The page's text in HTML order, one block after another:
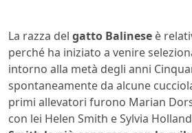
La razza del gatto Balinese è
perché ha iniziato a venire
intorno alla metà degli anni
spontaneamente da alcune
primi allevatori furono Marian
con lei Helen Smith e Sylvia